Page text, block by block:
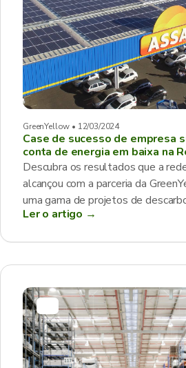
GreenYellow • 12/03/2024
Case de sucesso de empresa
conta de energia em baixa na
Descubra os resultados que a
alcançou com a parceria da
uma gama de projetos de
Ler o artigo →